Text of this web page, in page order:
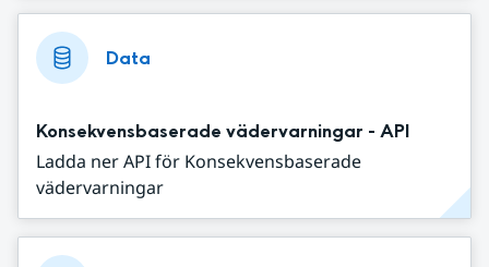
Data
Konsekvensbaserade vädervarningar - API
Ladda ner API för Konsekvensbaserade
vädervarningar